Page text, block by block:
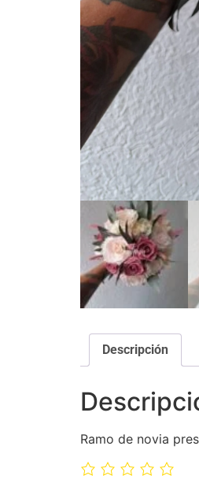
Descripción
Ramo de novia